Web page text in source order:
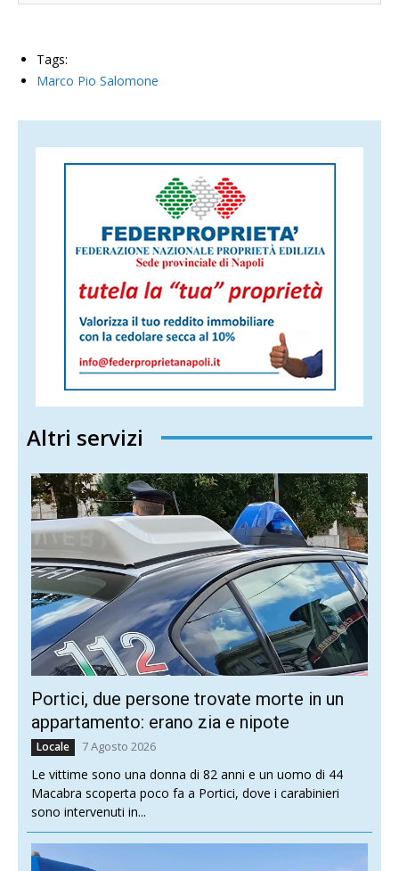
Tags:
Marco Pio Salomone
Altri servizi
Portici, due persone trovate morte in un
appartamento: erano zia e nipote
Locale 7 Agosto 2026
Le vittime sono una donna di 82 anni e un uomo di 44
Macabra scoperta poco fa a Portici, dove i carabinieri
sono intervenuti in...